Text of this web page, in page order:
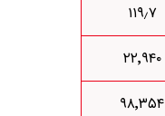
۱۱۹٫۷
۲۲٬۹۴۰
۹۸٬۳۵۴